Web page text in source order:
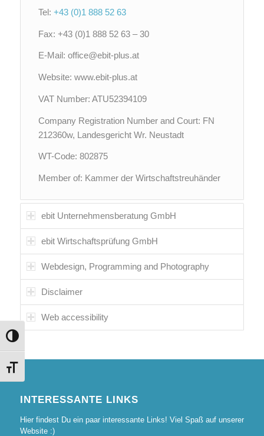
Umschalten auf hohe Kontraste
Schrift vergrößern
Tel: +43 (0)1 888 52 63
Fax: +43 (0)1 888 52 63 – 30
E-Mail: office@ebit-plus.at
Website: www.ebit-plus.at
VAT Number: ATU52394109
Company Registration Number and Court: FN
212360w, Landesgericht Wr. Neustadt
WT-Code: 802875
Member of: Kammer der Wirtschaftstreuhänder
ebit Unternehmensberatung GmbH
ebit Wirtschaftsprüfung GmbH
Webdesign, Programming and Photography
Disclaimer
Web accessibility
INTERESSANTE LINKS
Hier findest Du ein paar interessante Links! Viel Spaß auf unserer
Website :)